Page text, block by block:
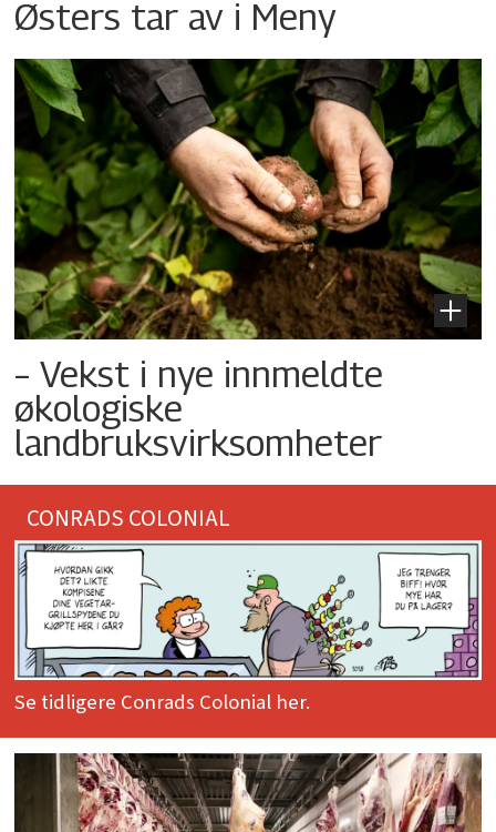
Østers tar av i Meny
– Vekst i nye innmeldte
økologiske
landbruksvirksomheter
CONRADS COLONIAL
Se tidligere Conrads Colonial her.